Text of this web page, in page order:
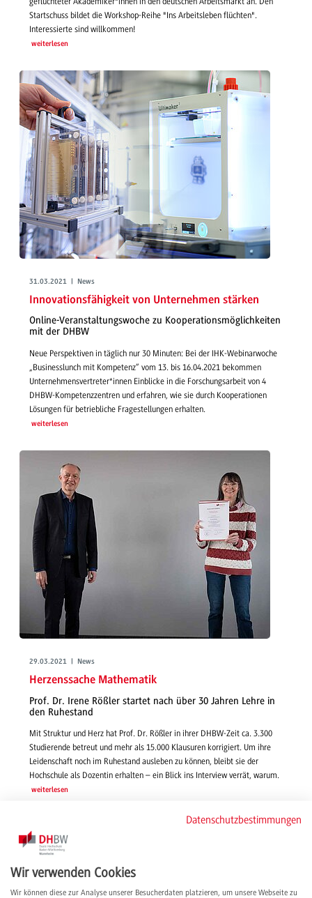
Startschuss bildet die Workshop-Reihe "Ins Arbeitsleben flüchten".
Interessierte sind willkommen!
weiterlesen
31.03.2021 | News
Innovationsfähigkeit von Unternehmen stärken
Online-Veranstaltungswoche zu Kooperationsmöglichkeiten
mit der DHBW
Neue Perspektiven in täglich nur 30 Minuten: Bei der IHK-Webinarwoche
„Businesslunch mit Kompetenz“ vom 13. bis 16.04.2021 bekommen
Unternehmensvertreter*innen Einblicke in die Forschungsarbeit von 4
DHBW-Kompetenzzentren und erfahren, wie sie durch Kooperationen
Lösungen für betriebliche Fragestellungen erhalten.
weiterlesen
29.03.2021 | News
Herzenssache Mathematik
Prof. Dr. Irene Rößler startet nach über 30 Jahren Lehre in
den Ruhestand
Mit Struktur und Herz hat Prof. Dr. Rößler in ihrer DHBW-Zeit ca. 3.300
Studierende betreut und mehr als 15.000 Klausuren korrigiert. Um ihre
Leidenschaft noch im Ruhestand ausleben zu können, bleibt sie der
Hochschule als Dozentin erhalten – ein Blick ins Interview verrät, warum.
weiterlesen
Datenschutzbestimmungen
Wir verwenden Cookies
Wir können diese zur Analyse unserer Besucherdaten platzieren, um unsere Webseite zu